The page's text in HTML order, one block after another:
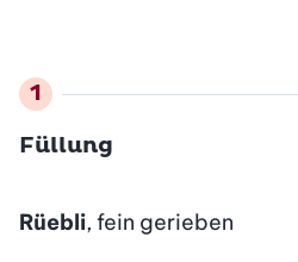
Füllung
Rüebli, fein gerieben